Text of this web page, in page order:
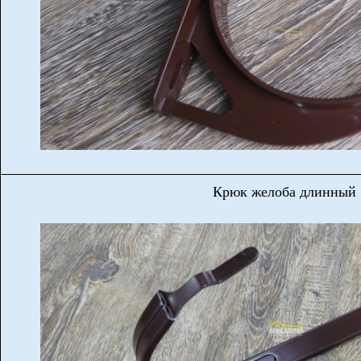
Крюк желоба длинный